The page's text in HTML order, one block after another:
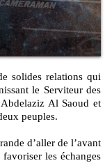
le Serviteur des
Al Saoud et
peuples.
d’aller de l’avant
les échanges